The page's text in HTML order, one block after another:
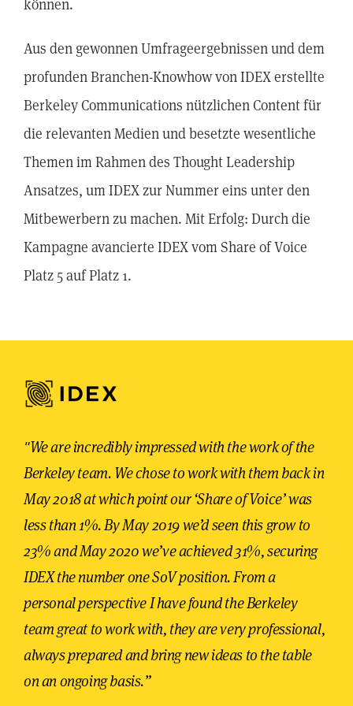
können.
Aus den gewonnen Umfrageergebnissen und dem
profunden Branchen-Knowhow von IDEX erstellte
Berkeley Communications nützlichen Content für
die relevanten Medien und besetzte wesentliche
Themen im Rahmen des Thought Leadership
Ansatzes, um IDEX zur Nummer eins unter den
Mitbewerbern zu machen. Mit Erfolg: Durch die
Kampagne avancierte IDEX vom Share of Voice
Platz 5 auf Platz 1.
"We are incredibly impressed with the work of the
Berkeley team. We chose to work with them back in
May 2018 at which point our ‘Share of Voice’ was
less than 1%. By May 2019 we’d seen this grow to
23% and May 2020 we’ve achieved 31%, securing
IDEX the number one SoV position. From a
personal perspective I have found the Berkeley
team great to work with, they are very professional,
always prepared and bring new ideas to the table
on an ongoing basis.”